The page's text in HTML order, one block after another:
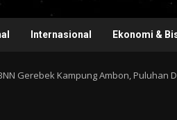
Internasional Ekonomi &
Gerebek Kampung Ambon, Puluhan